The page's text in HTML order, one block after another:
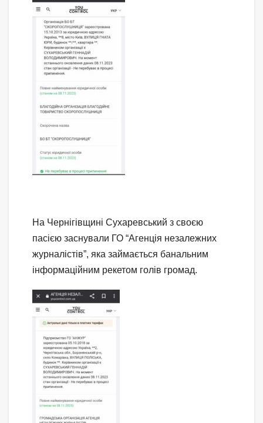
На Чернігівщині Сухаревський з своєю
пасією заснували ГО “Агенція незалежних
журналістів”, яка займається банальним
інформаційним рекетом голів громад.